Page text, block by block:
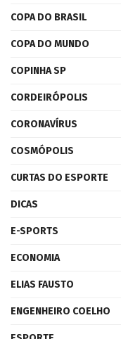
COPA DO BRASIL
COPA DO MUNDO
COPINHA SP
CORDEIRÓPOLIS
CORONAVÍRUS
COSMÓPOLIS
CURTAS DO ESPORTE
DICAS
E-SPORTS
ECONOMIA
ELIAS FAUSTO
ENGENHEIRO COELHO